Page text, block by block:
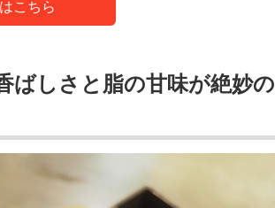
こちら
ばしさと脂の甘味が絶妙の